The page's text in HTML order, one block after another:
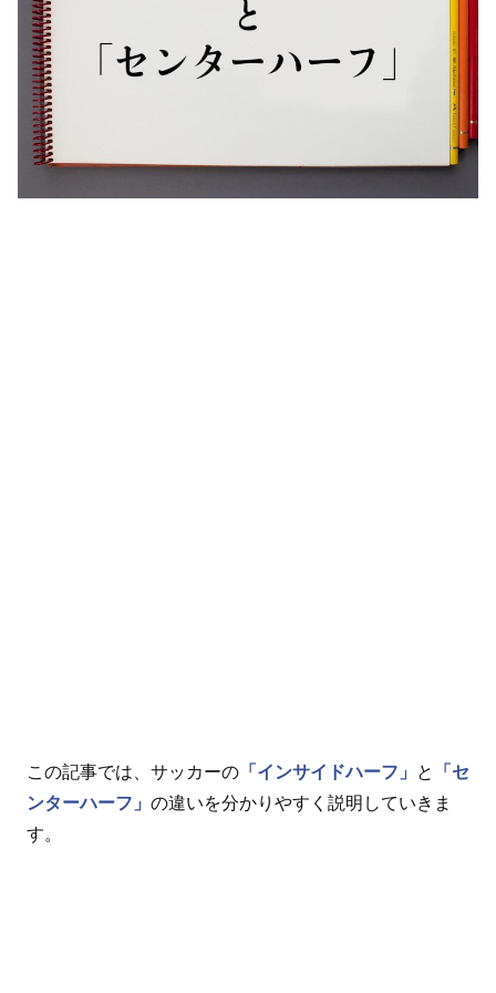
この記事では、サッカーの 「インサイドハーフ」 と
「セ
ンターハーフ」 の違いを分かりやすく説明していきま
す。